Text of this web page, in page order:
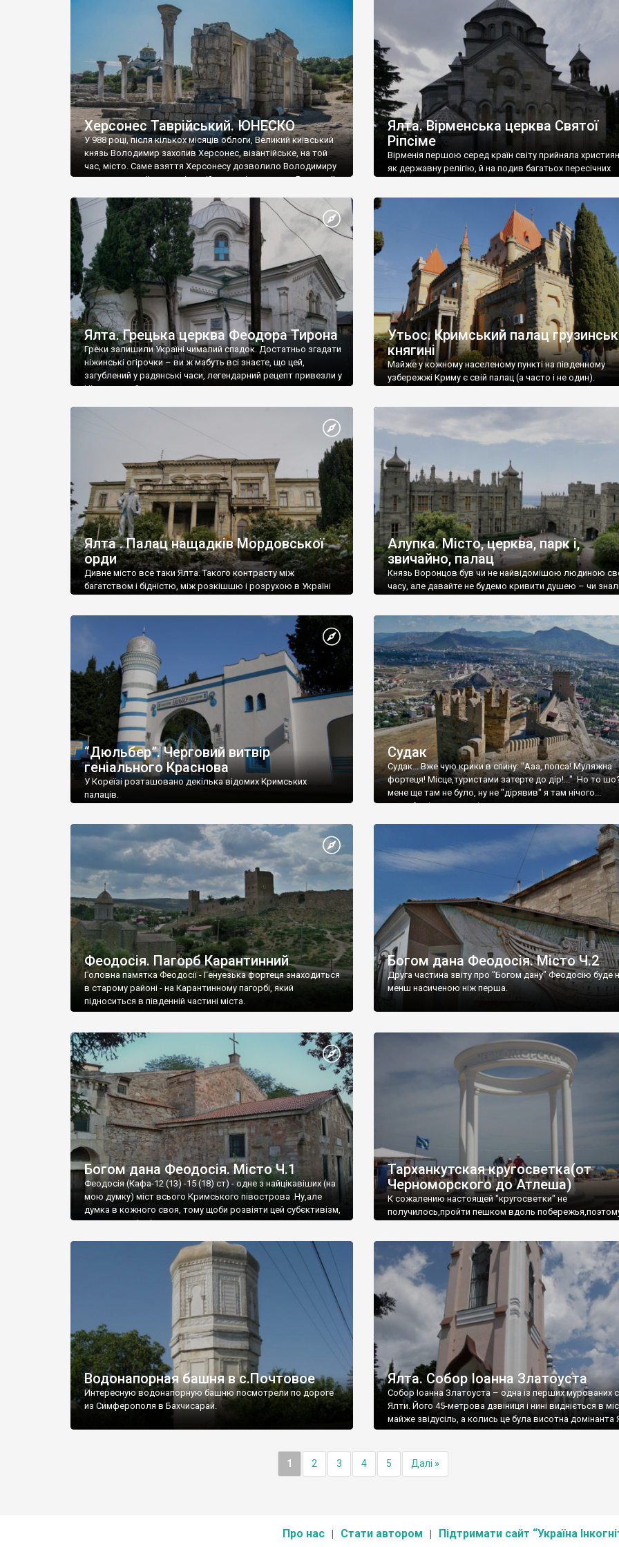
візантійської доби. Раритети викрадені з фондів об’єкту
культурної спадщини ЮНЕСКО «Херсонеса Таврійського».
Офіційно – на виставку «Золото Візантії», але експерти та
влада в Україні вважають це лише […]
називаються «повстяками» (postaki)…” “Вино. Крим
виробляє відмінне вино і його вдосталь: воно все
легке біле і дуже […]
Херсонес Таврійський. ЮНЕСКО
У 988 році, після кількох місяців облоги, Великий київський
князь Володимир захопив Херсонес, візантійське, на той
час, місто. Саме взяття Херсонесу дозволило Володимиру
диктувати свої умови візантійському імператору Василю ІІ,
Херсонесі Володимир-язичник, став Василем-
християнином. А потім було Хрещення Русі. На честь
Херсонесу Таврійського названо місто […]
Ялта. Вірменська церква Святої
Ріпсіме
Вірменія першою серед країн світу прийняла
як державну релігію, й на подив багатьох пересічних
Ялта. Грецька церква Феодора Тирона
Греки залишили Україні чималий спадок. Достатньо згадати
ніжинські огірочки – ви ж мабуть всі знаєте, що цей,
загублений у радянські часи, легендарний рецепт привезли у
Ніжин греки?
Утьос. Кримський палац
княгині
Майже у кожному населеному пункті на південному
узбережжі Криму є свій палац (а часто і не один).
Ялта . Палац нащадків Мордовської
орди
Дивне місто все таки Ялта. Такого контрасту між
багатством і бідністю, між розкішшю і розрухою в Україні
Алупка. Місто, церква, парк і,
звичайно, палац
Князь Воронцов був чи не найвідомішою людиною
часу, але давайте не будемо кривити душею – чи
“Дюльбер”. Черговий витвір
геніального Краснова
У Кореїзі розташовано декілька відомих Кримських
палаців.
Судак
Судак... Вже чую крики в спину: "Ааа, попса! Муляжна
фортеця! Місце,туристами затерте до дір!..." Но то
мене ще там не було, ну не "дірявив" я там нічого...
принаймні до цього літа.
Феодосія. Пагорб Карантинний
Головна памятка Феодосії - Генуезька фортеця знаходиться
в старому районі - на Карантинному пагорбі, який
підноситься в південній частині міста.
Богом дана Феодосія. Місто Ч.2
Друга частина звіту про "Богом дану" Феодосію буде
менш насиченою ніж перша.
Богом дана Феодосія. Місто Ч.1
Феодосія (Кафа-12 (13) -15 (18) ст) - одне з найцікавіших (на
мою думку) міст всього Кримського півострова .Ну,але
думка в кожного своя, тому щоби розвіяти цей субєктивізм,
запрошую відвідати це
Тарханкутская кругосветка(от
Черноморского до Атлеша)
К сожалению настоящей "кругосветки" не
получилось,пройти пешком вдоль
Водонапорная башня в с.Почтовое
Интересную водонапорную башню посмотрели по дороге
из Симферополя в Бахчисарай.
Ялта. Собор Іоанна Златоуста
Собор Іоанна Златоуста – одна із перших мурованих
Ялти. Його 45-метрова дзвіниця і нині видніється в
майже звідусіль, а колись це була висотна домінанта
1 2 3 4 5 Далі »
Про нас Стати автором Підтримати сайт “Україна